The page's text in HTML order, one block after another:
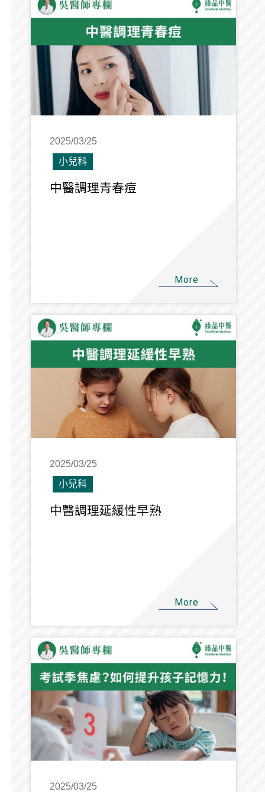
2025/03/25
小兒科
中醫調理青春痘
More
2025/03/25
小兒科
中醫調理延緩性早熟
More
2025/03/25